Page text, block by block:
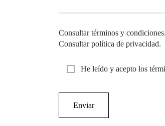
Consultar términos y condiciones.
Consultar política de privacidad.
He leído y acepto los